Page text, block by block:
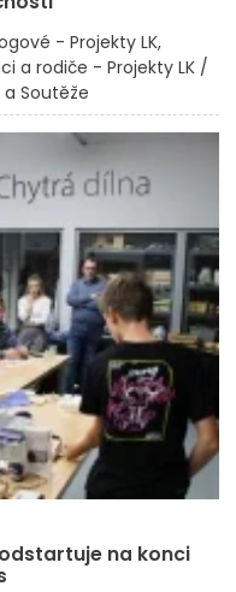
- Projekty LK
a rodiče - Projekty LK /
Soutěže
na konci